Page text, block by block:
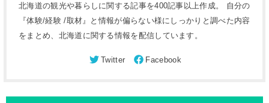
北海道の観光や暮らしに関する記事を400記事以上作成。 自分の
『体験/経験 /取材』と情報が偏らない様にしっかりと調べた内容
をまとめ、北海道に関する情報を配信しています。